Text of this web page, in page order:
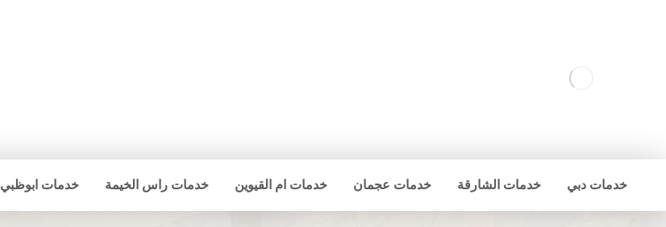
خدمات دبي خدمات الشارقة خدمات عجمان خدمات ام القيوين خدمات راس الخيمة خدمات ابوظبي